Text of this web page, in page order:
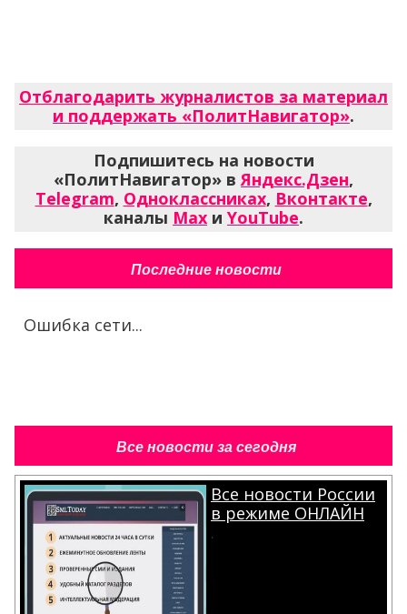
Отблагодарить журналистов за материал
и поддержать «ПолитНавигатор».
Подпишитесь на новости
«ПолитНавигатор» в Яндекс.Дзен,
Telegram, Одноклассниках, Вконтакте,
каналы Max и YouTube.
Последние новости
Ошибка сети...
Все новости за сегодня
Все новости России
в режиме ОНЛАЙН
.